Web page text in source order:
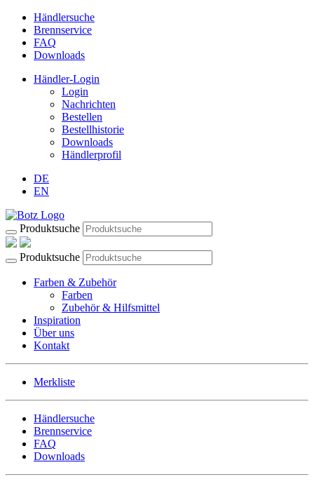
Händlersuche
Brennservice
FAQ
Downloads
Händler-Login
Login
Nachrichten
Bestellen
Bestellhistorie
Downloads
Händlerprofil
DE
EN
Produktsuche
Produktsuche
Farben & Zubehör
Farben
Zubehör & Hilfsmittel
Inspiration
Über uns
Kontakt
Merkliste
Händlersuche
Brennservice
FAQ
Downloads